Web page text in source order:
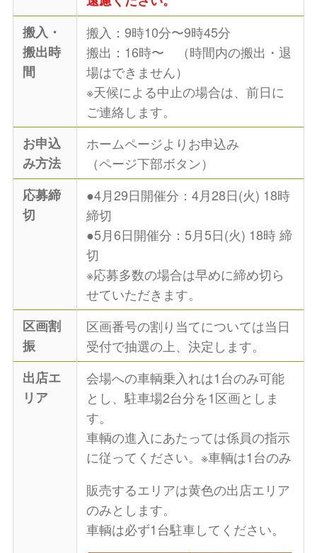
搬入・
搬出時
間
搬入：9時10分〜9時45分
搬出：16時〜 （時間内の搬出・退
場はできません）
※天候による中止の場合は、前日に
ご連絡します。
お申込
み方法
ホームページよりお申込み
（ページ下部ボタン）
応募締
切
●4月29日開催分：4月28日(火) 18時
締切
●5月6日開催分：5月5日(火) 18時 締
切
※応募多数の場合は早めに締め切ら
せていただきます。
区画割
振
区画番号の割り当てについては当日
受付で抽選の上、決定します。
出店エ
リア
会場への車輌乗入れは1台のみ可能
とし、駐車場2台分を1区画としま
す。
車輌の進入にあたっては係員の指示
に従ってください。※車輌は1台のみ
販売するエリアは黄色の出店エリア
のみとします。
車輌は必ず1台駐車してください。